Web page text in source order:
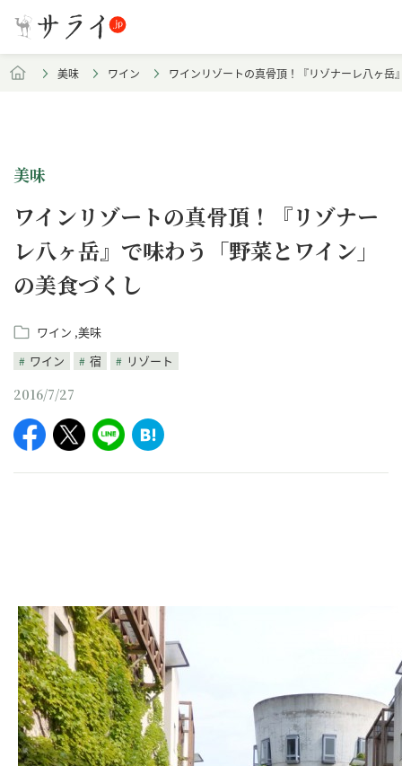
美味 ワイン ワインリゾートの真骨頂！『リゾナーレ八ヶ
美味
ワインリゾートの真骨頂！『リゾナー
レ八ヶ岳』で味わう「野菜とワイン」
の美食づくし
ワイン 美味
ワイン
宿 リゾート
2016/7/27